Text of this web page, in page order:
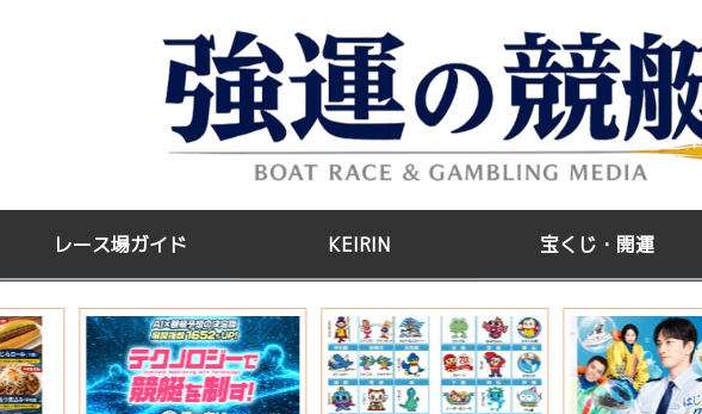
レース場ガイド KEIRIN 宝くじ・開運